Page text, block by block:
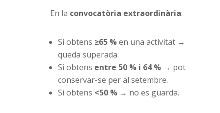
En la convocatòria extraordinària:
Si obtens ≥65 %en una activitat →
queda superada.
Si obtens entre 50 % i 64 %→ pot
conservar-se per al setembre.
Si obtens <50 %→ no es guarda.